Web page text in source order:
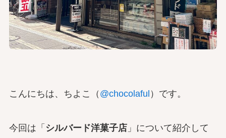
こんにちは、ちよこ（ @chocolaful ）です。
今回は「 シルバード洋菓子店」について紹介して